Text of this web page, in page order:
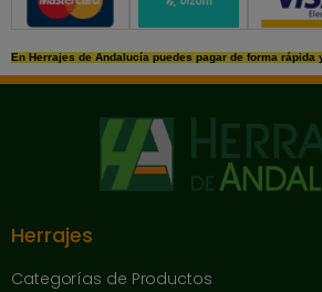
En Herrajes de Andalucía puedes pagar de forma rápida
Herrajes
Categorías de Productos